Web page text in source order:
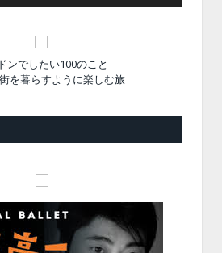
ンでしたい100のこと
を暮らすように楽しむ旅